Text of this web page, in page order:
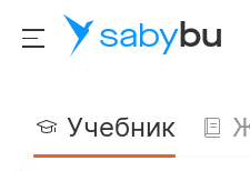
sabybu
Учебник